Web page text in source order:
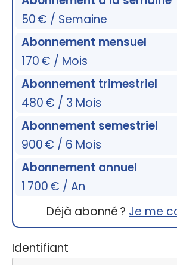
50 € / Semaine
Abonnement mensuel
170 € / Mois
Abonnement trimestriel
480 € / 3 Mois
Abonnement semestriel
900 € / 6 Mois
Abonnement annuel
1 700 € / An
Déjà abonné ? Je me
Identifiant